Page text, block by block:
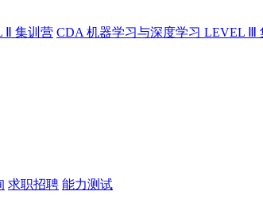
Ⅱ 集训营 CDA 机器学习与深度学习 LEVEL Ⅲ
求职招聘 能力测试